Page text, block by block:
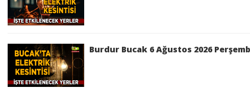
Burdur Bucak 6 Ağustos 2026